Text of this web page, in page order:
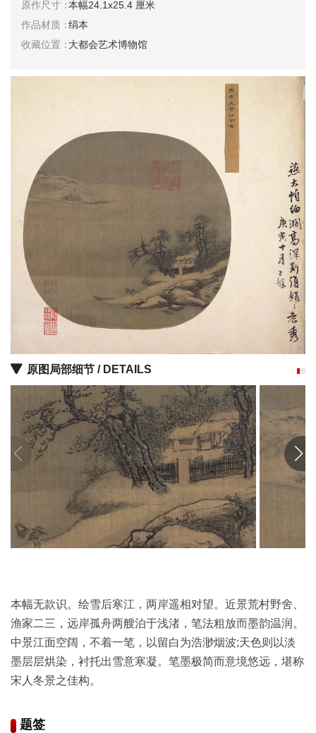
原作尺寸：本幅24.1x25.4 厘米
作品材质：绢本
收藏位置：大都会艺术博物馆
原图局部细节 / DETAILS
本幅无款识。绘雪后寒江，两岸遥相对望。近景荒村野舍、
渔家二三，远岸孤舟两艘泊于浅渚，笔法粗放而墨韵温润。
中景江面空阔，不着一笔，以留白为浩渺烟波;天色则以淡
墨层层烘染，衬托出雪意寒凝。笔墨极简而意境悠远，堪称
宋人冬景之佳构。
题签
国
画
|
国
|
油
画
家
高
高
清
彩
水
画
家
清
素
描
|
素
描